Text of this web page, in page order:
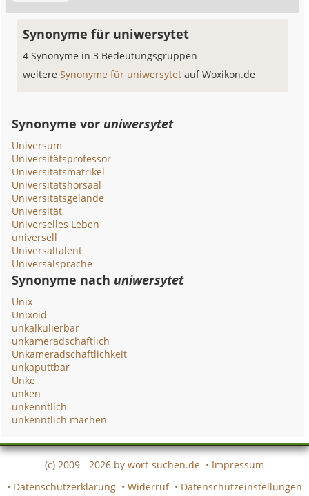
Synonyme für uniwersytet
4 Synonyme in 3 Bedeutungsgruppen
weitereSynonyme für uniwersytetauf Woxikon.de
Synonyme vor uniwersytet
Universum
Universitätsprofessor
Universitätsmatrikel
Universitätshörsaal
Universitätsgelände
Universität
Universelles Leben
universell
Universaltalent
Universalsprache
Synonyme nach uniwersytet
Unix
Unixoid
unkalkulierbar
unkameradschaftlich
Unkameradschaftlichkeit
unkaputtbar
Unke
unken
unkenntlich
unkenntlich machen
(c) 2009 - 2026 by wort-suchen.de • Impressum
• Datenschutzerklärung • Widerruf • Datenschutzeinstellungen